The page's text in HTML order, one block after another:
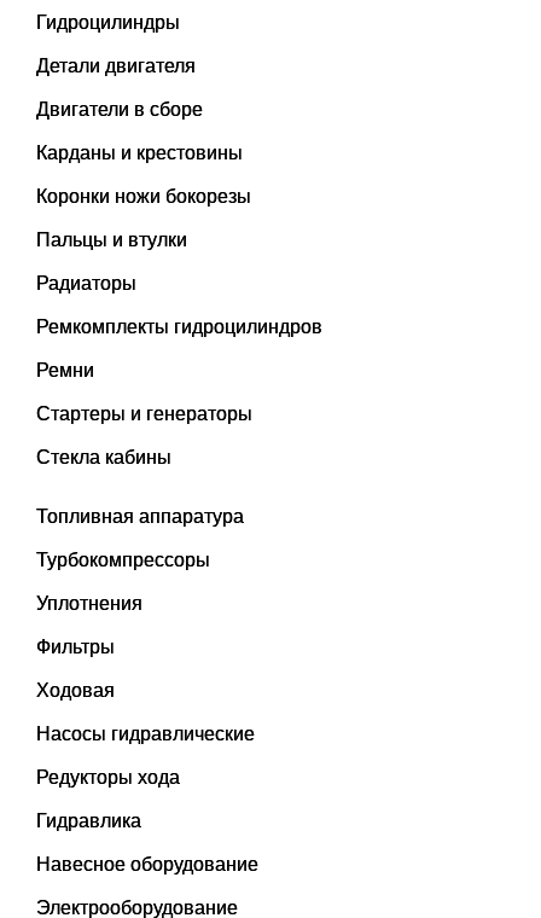
Гидроцилиндры
Детали двигателя
Двигатели в сборе
Карданы и крестовины
Коронки ножи бокорезы
Пальцы и втулки
Радиаторы
Ремкомплекты гидроцилиндров
Ремни
Стартеры и генераторы
Стекла кабины
Топливная аппаратура
Турбокомпрессоры
Уплотнения
Фильтры
Ходовая
Насосы гидравлические
Редукторы хода
Гидравлика
Навесное оборудование
Электрооборудование